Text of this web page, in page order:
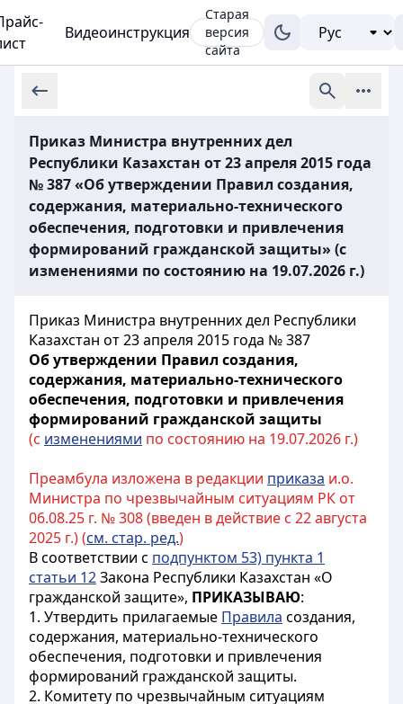
Видеоинструкция
Старая
версия
сайта
Приказ Министра внутренних дел
Республики Казахстан от 23 апреля 2015 года
№ 387 «Об утверждении Правил создания,
содержания, материально-технического
обеспечения, подготовки и привлечения
формирований гражданской защиты» (с
изменениями по состоянию на 19.07.2026 г.)
Приказ Министра внутренних дел Республики
Казахстан от 23 апреля 2015 года № 387
Об утверждении Правил создания,
содержания, материально-технического
обеспечения, подготовки и привлечения
формирований гражданской защиты
(с изменениями по состоянию на 19.07.2026 г.)
Преамбула изложена в редакции приказа и.о.
Министра по чрезвычайным ситуациям РК от
06.08.25 г. № 308 (введен в действие с 22 августа
2025 г.) (см. стар. ред.)
В соответствии с подпунктом 53) пункта 1
статьи 12Закона Республики Казахстан «О
гражданской защите», ПРИКАЗЫВАЮ:
1. Утвердить прилагаемые Правила создания,
содержания, материально-технического
обеспечения, подготовки и привлечения
формирований гражданской защиты.
2. Комитету по чрезвычайным ситуациям